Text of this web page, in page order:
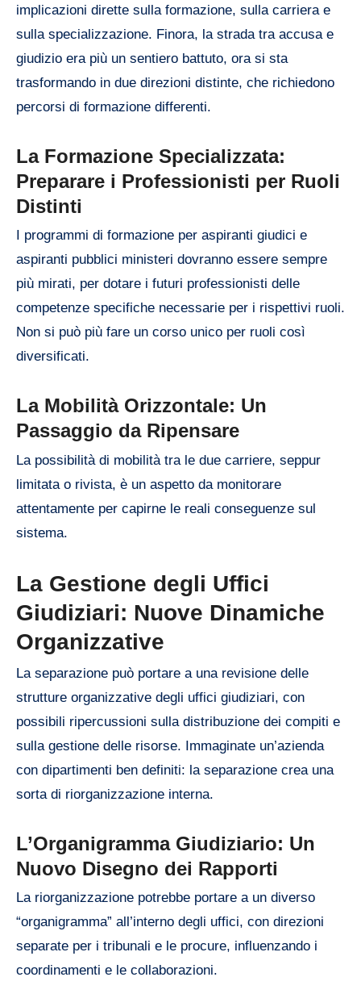
implicazioni dirette sulla formazione, sulla carriera e
sulla specializzazione. Finora, la strada tra accusa e
giudizio era più un sentiero battuto, ora si sta
trasformando in due direzioni distinte, che richiedono
percorsi di formazione differenti.
La Formazione Specializzata:
Preparare i Professionisti per Ruoli
Distinti
I programmi di formazione per aspiranti giudici e
aspiranti pubblici ministeri dovranno essere sempre
più mirati, per dotare i futuri professionisti delle
competenze specifiche necessarie per i rispettivi ruoli.
Non si può più fare un corso unico per ruoli così
diversificati.
La Mobilità Orizzontale: Un
Passaggio da Ripensare
La possibilità di mobilità tra le due carriere, seppur
limitata o rivista, è un aspetto da monitorare
attentamente per capirne le reali conseguenze sul
sistema.
La Gestione degli Uffici
Giudiziari: Nuove Dinamiche
Organizzative
La separazione può portare a una revisione delle
strutture organizzative degli uffici giudiziari, con
possibili ripercussioni sulla distribuzione dei compiti e
sulla gestione delle risorse. Immaginate un’azienda
con dipartimenti ben definiti: la separazione crea una
sorta di riorganizzazione interna.
L’Organigramma Giudiziario: Un
Nuovo Disegno dei Rapporti
La riorganizzazione potrebbe portare a un diverso
“organigramma” all’interno degli uffici, con direzioni
separate per i tribunali e le procure, influenzando i
coordinamenti e le collaborazioni.